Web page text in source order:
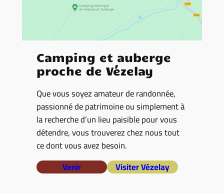
Camping et auberge
proche de Vézelay
Que vous soyez amateur de randonnée,
passionné de patrimoine ou simplement à
la recherche d’un lieu paisible pour vous
détendre, vous trouverez chez nous tout
ce dont vous avez besoin.
Venir
Visiter Vézelay